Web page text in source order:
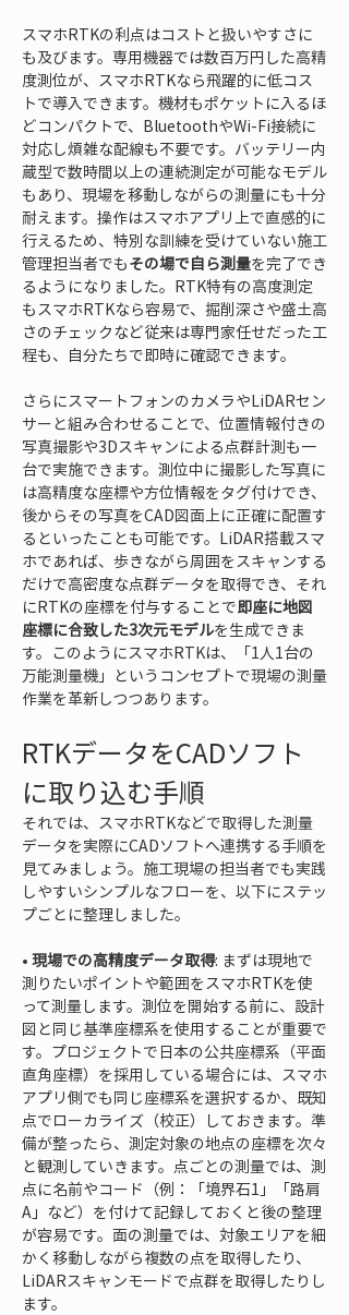
スマホRTKの利点はコストと扱いやすさに
も及びます。専用機器では数百万円した高精
度測位が、スマホRTKなら飛躍的に低コス
トで導入できます。機材もポケットに入るほ
どコンパクトで、BluetoothやWi-Fi接続に
対応し煩雑な配線も不要です。バッテリー内
蔵型で数時間以上の連続測定が可能なモデル
もあり、現場を移動しながらの測量にも十分
耐えます。操作はスマホアプリ上で直感的に
行えるため、特別な訓練を受けていない施工
管理担当者でもその場で自ら測量を完了でき
るようになりました。RTK特有の高度測定
もスマホRTKなら容易で、掘削深さや盛土高
さのチェックなど従来は専門家任せだった工
程も、自分たちで即時に確認できます。
さらにスマートフォンのカメラやLiDARセン
サーと組み合わせることで、位置情報付きの
写真撮影や3Dスキャンによる点群計測も一
台で実施できます。測位中に撮影した写真に
は高精度な座標や方位情報をタグ付けでき、
後からその写真をCAD図面上に正確に配置す
るといったことも可能です。LiDAR搭載スマ
ホであれば、歩きながら周囲をスキャンする
だけで高密度な点群データを取得でき、それ
にRTKの座標を付与することで即座に地図
座標に合致した3次元モデルを生成できま
す。このようにスマホRTKは、「1人1台の
万能測量機」というコンセプトで現場の測量
作業を革新しつつあります。
RTKデータをCADソフト
に取り込む手順
それでは、スマホRTKなどで取得した測量
データを実際にCADソフトへ連携する手順を
見てみましょう。施工現場の担当者でも実践
しやすいシンプルなフローを、以下にステッ
プごとに整理しました。
• 現場での高精度データ取得: まずは現地で
測りたいポイントや範囲をスマホRTKを使
って測量します。測位を開始する前に、設計
図と同じ基準座標系を使用することが重要で
す。プロジェクトで日本の公共座標系（平面
直角座標）を採用している場合には、スマホ
アプリ側でも同じ座標系を選択するか、既知
点でローカライズ（校正）しておきます。準
備が整ったら、測定対象の地点の座標を次々
と観測していきます。点ごとの測量では、測
点に名前やコード（例：「境界石1」「路肩
A」など）を付けて記録しておくと後の整理
が容易です。面の測量では、対象エリアを細
かく移動しながら複数の点を取得したり、
LiDARスキャンモードで点群を取得したりし
ます。